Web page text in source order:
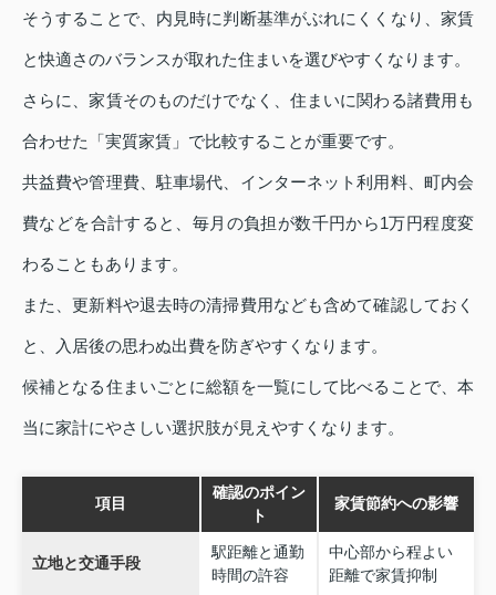
そうすることで、内見時に判断基準がぶれにくくなり、家賃
と快適さのバランスが取れた住まいを選びやすくなります。
さらに、家賃そのものだけでなく、住まいに関わる諸費用も
合わせた「実質家賃」で比較することが重要です。
共益費や管理費、駐車場代、インターネット利用料、町内会
費などを合計すると、毎月の負担が数千円から1万円程度変
わることもあります。
また、更新料や退去時の清掃費用なども含めて確認しておく
と、入居後の思わぬ出費を防ぎやすくなります。
候補となる住まいごとに総額を一覧にして比べることで、本
当に家計にやさしい選択肢が見えやすくなります。
項目
確認のポイン
ト
家賃節約への影響
立地と交通手段
駅距離と通勤
時間の許容
中心部から程よい
距離で家賃抑制